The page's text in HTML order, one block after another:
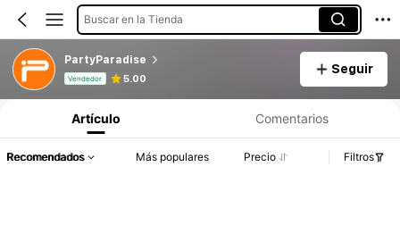
Buscar en la Tienda
PartyParadise
Vendedor 5.00
Seguir
Artículo Comentarios
Recomendados Más populares Precio Filtros